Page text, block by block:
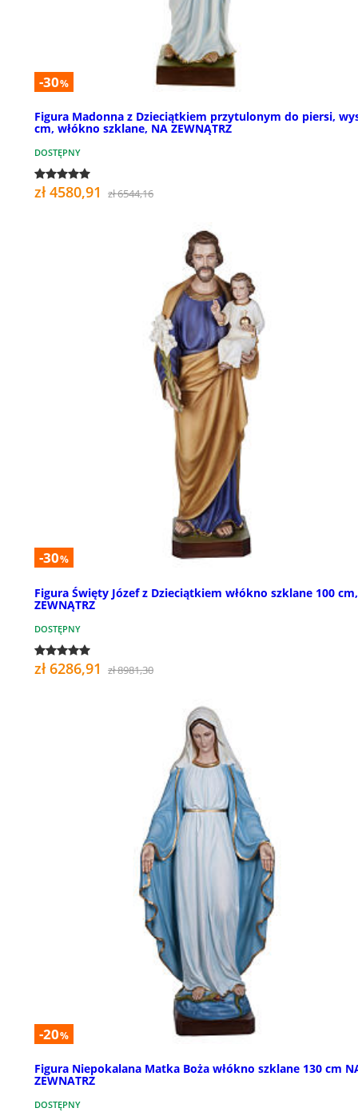
-30%
Figura Madonna z Dzieciątkiem przytulonym do piersi,
cm, włókno szklane, NA ZEWNĄTRZ
DOSTĘPNY
zł 4580,91 zł 6544,16
-30%
Figura Święty Józef z Dzieciątkiem włókno szklane 100
ZEWNĄTRZ
DOSTĘPNY
zł 6286,91 zł 8981,30
-20%
Figura Niepokalana Matka Boża włókno szklane 130 cm
ZEWNATRZ
DOSTĘPNY